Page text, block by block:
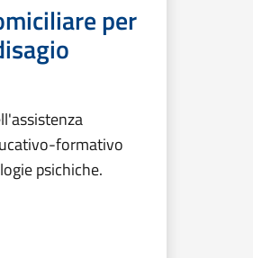
per
formativo
psichiche.